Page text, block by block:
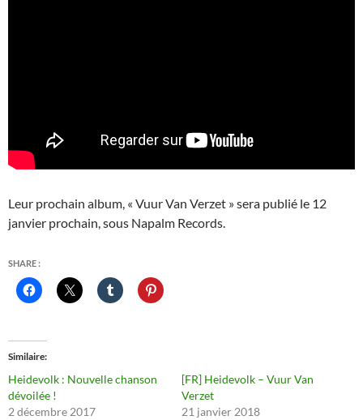
Leur prochain album, « Vuur Van Verzet » sera publié le 12
janvier prochain, sous Napalm Records.
SHARE :
Similaire
Heidevolk : Nouvelle chanson
dévoilée !
2 décembre 2017
[FR] Heidevolk – Vuur Van
Verzet
21 janvier 2018